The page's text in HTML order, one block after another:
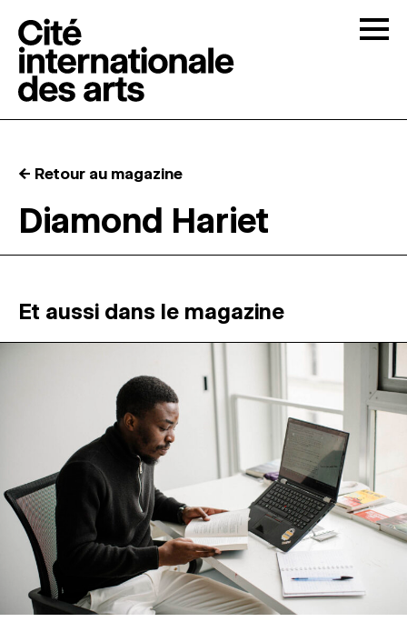
RÉSIDENCES ↓
ATELIERS OUVERTS
ESPACES DE PRATIQUE ARTISTIQUE ↓
Recherche
Connexion
↓
← Retour au magazine
Diamond Hariet
Et aussi dans le magazine